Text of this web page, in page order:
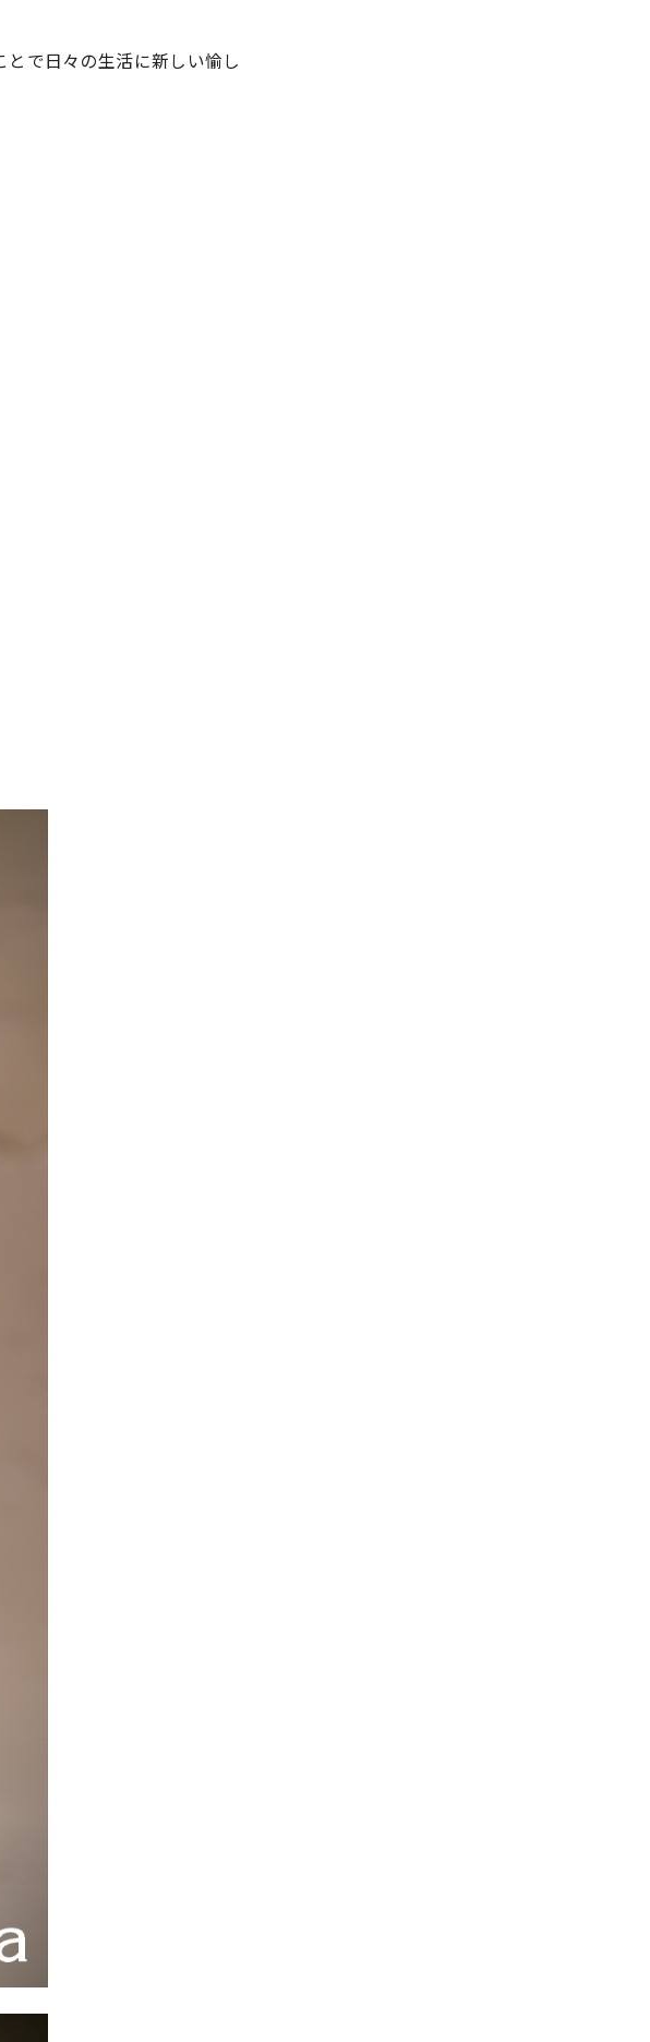
で日々の生活に新しい愉し